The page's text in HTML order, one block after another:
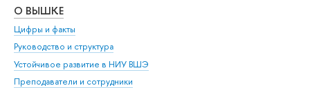
О ВЫШКЕ
Цифры и факты
Руководство и структура
Устойчивое развитие в НИУ ВШЭ
Преподаватели и сотрудники